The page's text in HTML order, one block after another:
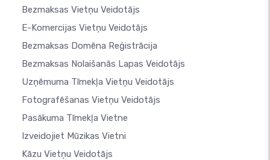
Bezmaksas Vietņu Veidotājs
E-Komercijas Vietņu Veidotājs
Bezmaksas Domēna Reģistrācija
Bezmaksas Nolaišanās Lapas Veidotājs
Uzņēmuma Tīmekļa Vietņu Veidotājs
Fotografēšanas Vietņu Veidotājs
Pasākuma Tīmekļa Vietne
Izveidojiet Mūzikas Vietni
Kāzu Vietņu Veidotājs